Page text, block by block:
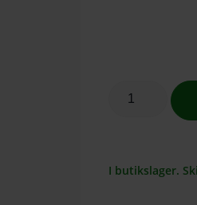
I butikslager.